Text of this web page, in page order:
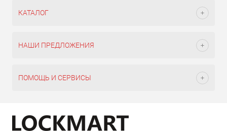
КАТАЛОГ
НАШИ ПРЕДЛОЖЕНИЯ
ПОМОЩЬ И СЕРВИСЫ